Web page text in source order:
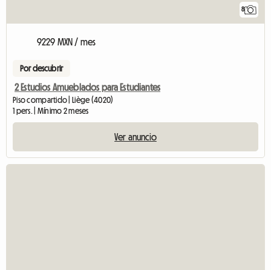
8
9229 MXN / mes
Por descubrir
2 Estudios Amueblados para Estudiantes
Piso compartido | Liège (4020)
1 pers. | Mínimo 2 meses
Ver anuncio